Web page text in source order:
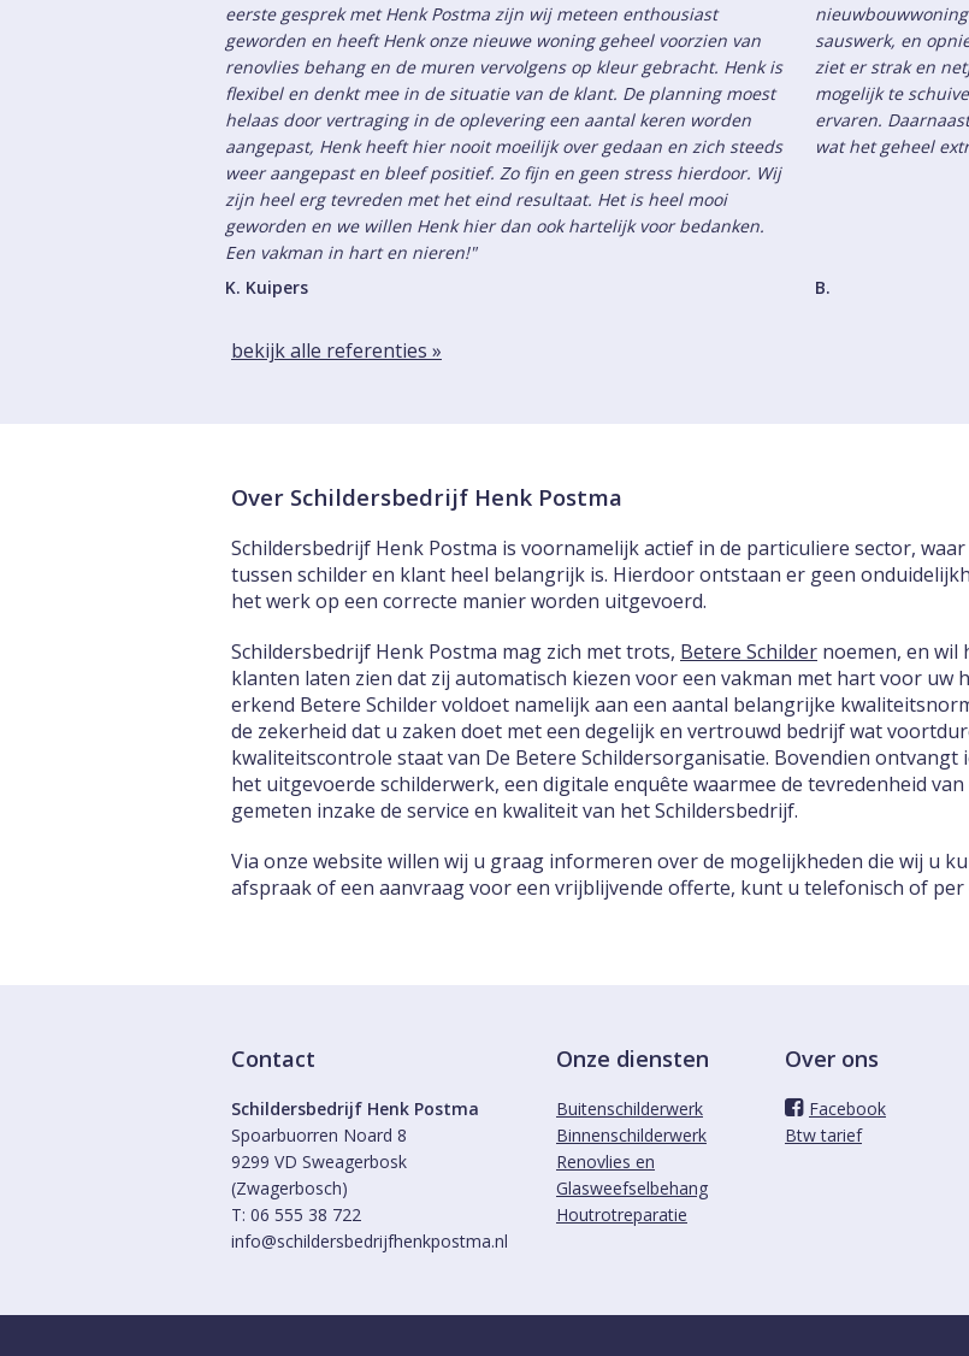
eerste gesprek met Henk Postma zijn wij meteen enthousiast
geworden en heeft Henk onze nieuwe woning geheel voorzien van
renovlies behang en de muren vervolgens op kleur gebracht. Henk is
flexibel en denkt mee in de situatie van de klant. De planning moest
helaas door vertraging in de oplevering een aantal keren worden
aangepast, Henk heeft hier nooit moeilijk over gedaan en zich steeds
weer aangepast en bleef positief. Zo fijn en geen stress hierdoor. Wij
zijn heel erg tevreden met het eind resultaat. Het is heel mooi
geworden en we willen Henk hier dan ook hartelijk voor bedanken.
Een vakman in hart en nieren!"
K. Kuipers
sauswerk, en
ziet er strak en
mogelijk te
ervaren.
wat het geheel
B.
bekijk alle referenties »
Over Schildersbedrijf Henk Postma
Schildersbedrijf Henk Postma is voornamelijk actief in de particuliere sector,
tussen schilder en klant heel belangrijk is. Hierdoor ontstaan er geen
het werk op een correcte manier worden uitgevoerd.
Schildersbedrijf Henk Postma mag zich met trots, Betere Schilder noemen, en wil
klanten laten zien dat zij automatisch kiezen voor een vakman met hart voor uw
erkend Betere Schilder voldoet namelijk aan een aantal belangrijke
de zekerheid dat u zaken doet met een degelijk en vertrouwd bedrijf wat
kwaliteitscontrole staat van De Betere Schildersorganisatie. Bovendien ontvangt
het uitgevoerde schilderwerk, een digitale enquête waarmee de tevredenheid
gemeten inzake de service en kwaliteit van het Schildersbedrijf.
Via onze website willen wij u graag informeren over de mogelijkheden die wij u
afspraak of een aanvraag voor een vrijblijvende offerte, kunt u telefonisch of per
Contact
Schildersbedrijf Henk Postma
Spoarbuorren Noard 8
9299 VD Sweagerbosk
(Zwagerbosch)
T: 06 555 38 722
info@schildersbedrijfhenkpostma.nl
Onze diensten
Buitenschilderwerk
Binnenschilderwerk
Renovlies en
Glasweefselbehang
Houtrotreparatie
Over ons
Facebook
Btw tarief